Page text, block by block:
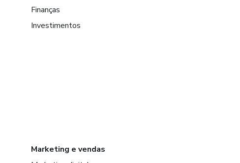
Finanças
Investimentos
Marketing e vendas